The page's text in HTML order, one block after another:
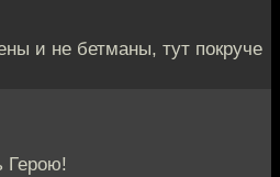
и не бетманы, тут покруче
Герою!